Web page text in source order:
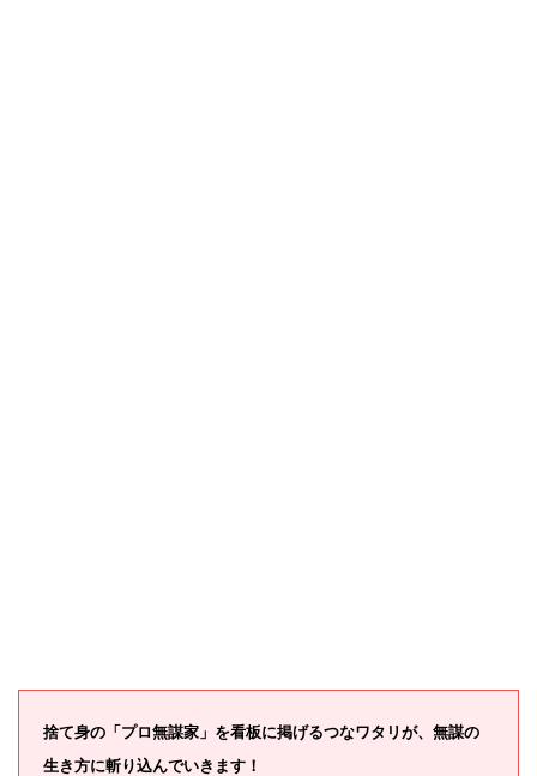
捨て身の「プロ無謀家」を看板に掲げるつなワタリが、無謀の
生き方に斬り込んでいきます！